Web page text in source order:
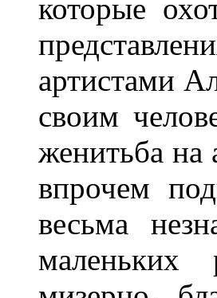
которые
артистами
своим
женитьба на
впрочем
весьма
маленьких